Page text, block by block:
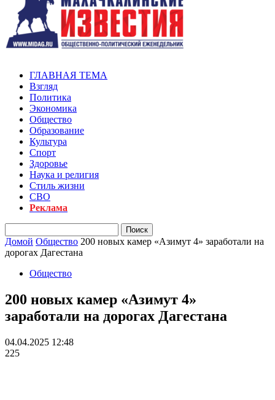
ГЛАВНАЯ ТЕМА
Взгляд
Политика
Экономика
Общество
Образование
Культура
Спорт
Здоровье
Наука и религия
Стиль жизни
СВО
Реклама
Домой Общество 200 новых камер «Азимут 4» заработали на
дорогах Дагестана
Общество
200 новых камер «Азимут 4»
заработали на дорогах Дагестана
04.04.2025 12:48
225